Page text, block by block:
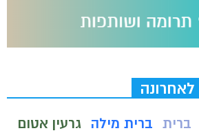
ברית ברית מילה
גרעין אטום